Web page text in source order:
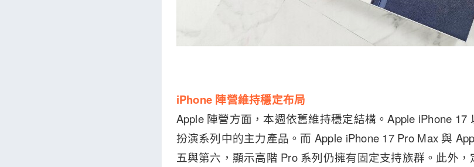
iPhone 陣營維持穩定布局
Apple 陣營方面，本週依舊維持穩定結構。Apple iPhone 17
扮演系列中的主力產品。而 Apple iPhone 17 Pro Max 與
五與第六，顯示高階 Pro 系列仍擁有固定支持族群。此外